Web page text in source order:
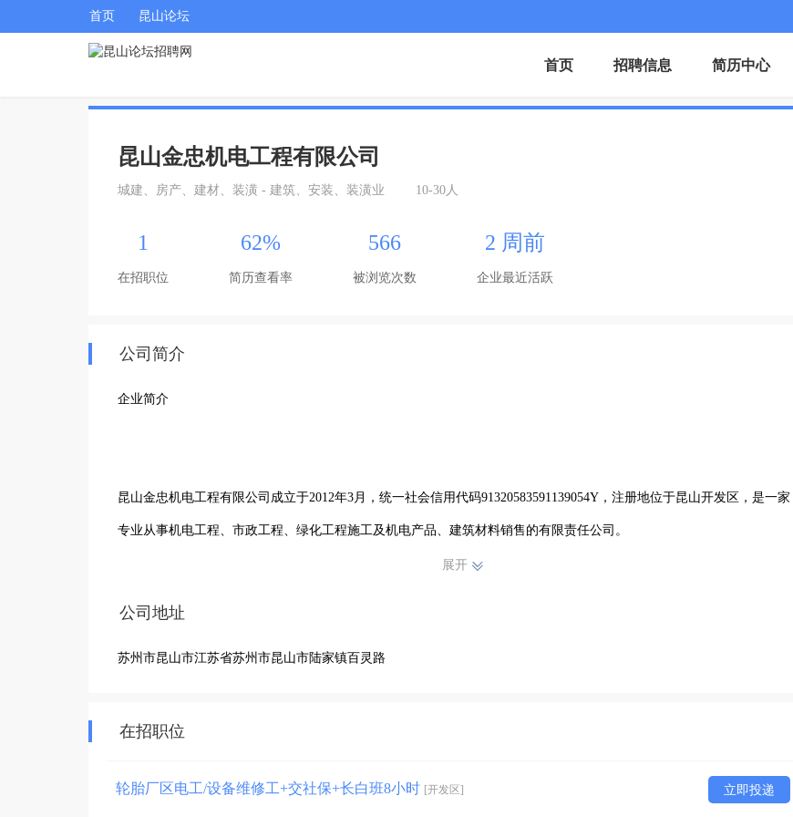
首页 昆山论坛
首页 招聘信息 简历中心
昆山金忠机电工程有限公司
城建、房产、建材、装潢 - 建筑、安装、装潢业 10-30人
1
在招职位
62%
简历查看率
566
被浏览次数
2 周前
企业最近活跃
公司简介
企业简介
昆山金忠机电工程有限公司成立于2012年3月，统一社会信用代码91320583591139054Y，注册地位于昆山开发区，是一家
专业从事机电工程、市政工程、绿化工程施工及机电产品、建筑材料销售的有限责任公司。
遵守国家法律法规与行业标准，具备稳定的项目履约能力与良好的市场口碑，企业主体资质、施工能力、服务保障，承诺
展开
公司地址
苏州市昆山市江苏省苏州市昆山市陆家镇百灵路
在招职位
轮胎厂区电工/设备维修工+交社保+长白班8小时 [开发区] 立即投递